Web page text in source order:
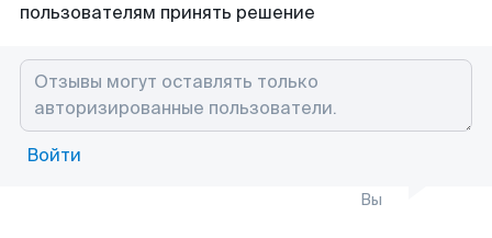
пользователям принять решение
Войти
Вы